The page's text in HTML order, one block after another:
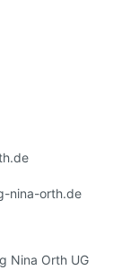
nina-orth.de
Nina Orth UG